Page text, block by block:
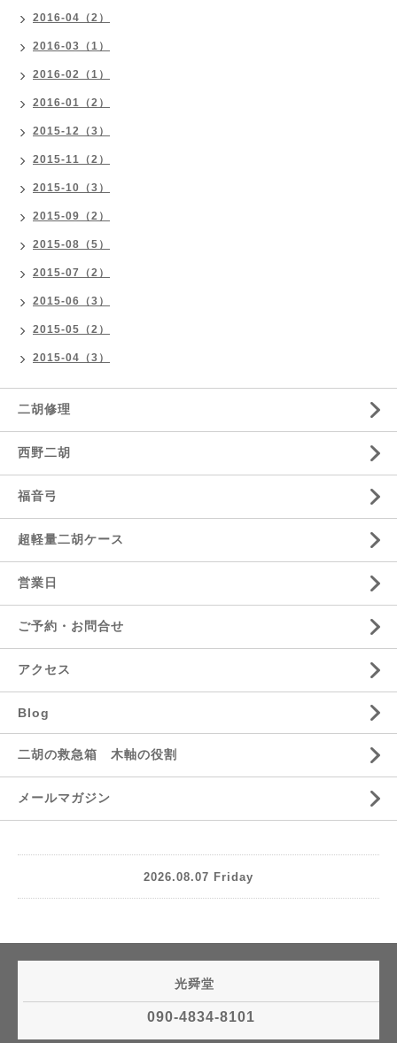
2016-04（2）
2016-03（1）
2016-02（1）
2016-01（2）
2015-12（3）
2015-11（2）
2015-10（3）
2015-09（2）
2015-08（5）
2015-07（2）
2015-06（3）
2015-05（2）
2015-04（3）
二胡修理
西野二胡
福音弓
超軽量二胡ケース
営業日
ご予約・お問合せ
アクセス
Blog
二胡の救急箱 木軸の役割
メールマガジン
2026.08.07 Friday
光舜堂
090-4834-8101